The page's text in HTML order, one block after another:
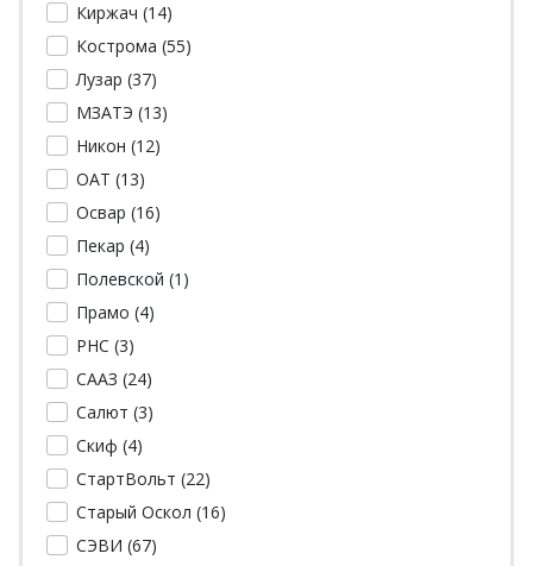
Киржач (14)
Кострома (55)
Лузар (37)
МЗАТЭ (13)
Никон (12)
ОАТ (13)
Освар (16)
Пекар (4)
Полевской (1 )
Прамо (4)
РНС (3)
СААЗ (24)
Салют (3)
Скиф (4)
СтартВольт (22)
Старый Оскол (16)
СЭВИ (67)